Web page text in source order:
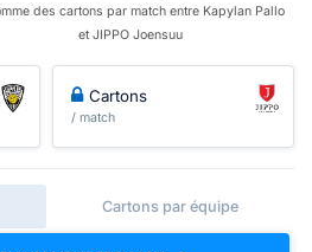
des cartons par match entre Kapylan Pallo
et JIPPO Joensuu
Cartons
/ match
Cartons par équipe